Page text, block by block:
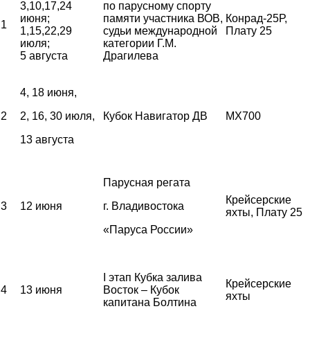
1
3,10,17,24
июня;
1,15,22,29
июля;
5 августа
по парусному спорту
памяти участника ВОВ,
судьи международной
категории Г.М.
Драгилева
Конрад-25Р,
Плату 25
2
4, 18 июня,
2, 16, 30 июля,
13 августа
Кубок Навигатор ДВ MX700
3 12 июня
Парусная регата
г. Владивостока
«Паруса России»
Крейсерские
яхты, Плату 25
4 13 июня
I этап Кубка залива
Восток – Кубок
капитана Болтина
Крейсерские
яхты